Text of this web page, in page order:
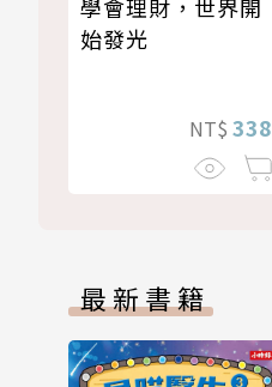
學會理財，世界開
始發光
NT$ 338
最新書籍